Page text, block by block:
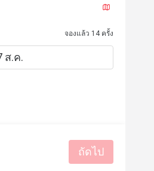
จองแล้ว 14 ครั้ง
ถัดไป